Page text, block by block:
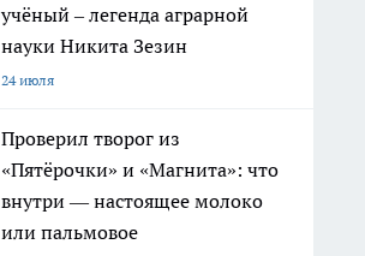
учёный – легенда аграрной
науки Никита Зезин
24 июля
Проверил творог из
«Пятёрочки» и «Магнита»: что
внутри — настоящее молоко
или пальмовое